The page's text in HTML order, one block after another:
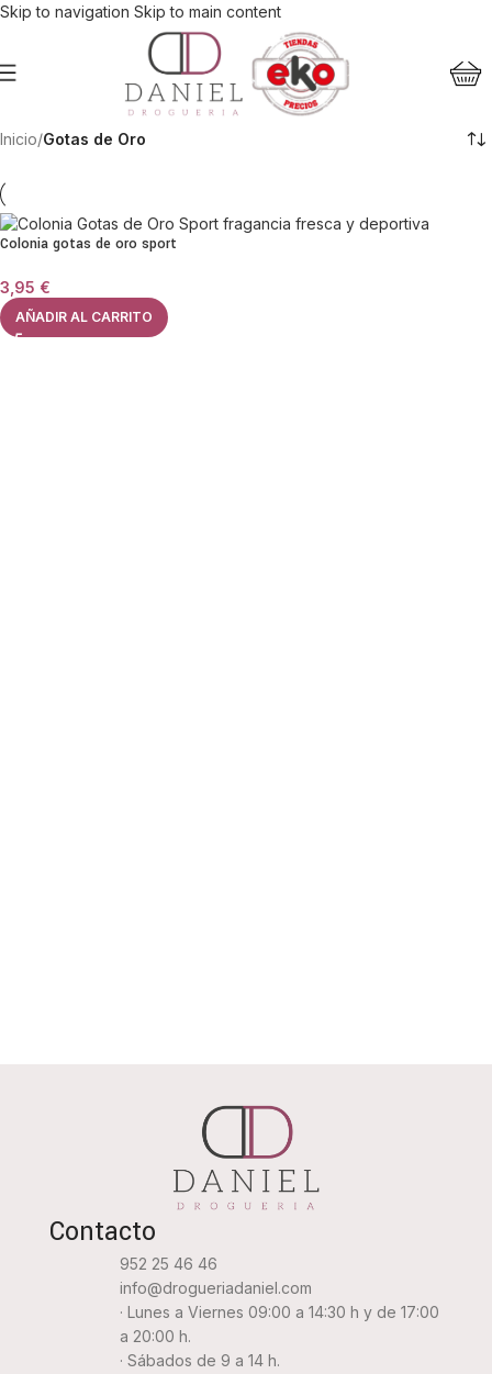
Skip to navigation Skip to main content
Inicio/Gotas de Oro
Colonia gotas de oro sport
3,95 €
AÑADIR AL CARRITO
Contacto
952 25 46 46
info@drogueriadaniel.com
· Lunes a Viernes 09:00 a 14:30 h y de 17:00
a 20:00 h.
· Sábados de 9 a 14 h.